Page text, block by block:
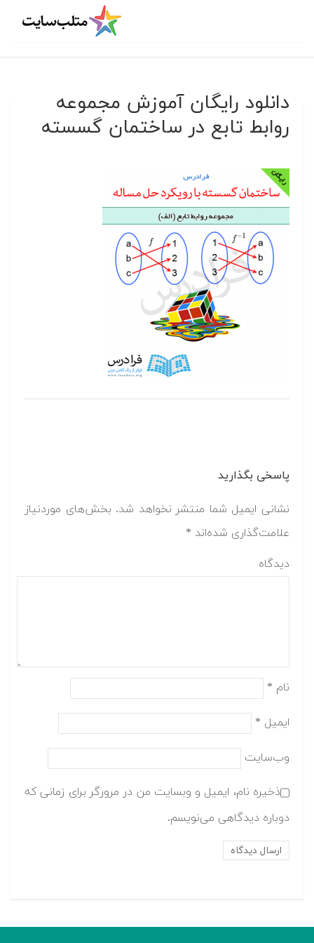
دانلود رایگان آموزش مجموعه
روابط تابع در ساختمان گسسته
پاسخی بگذارید
نشانی ایمیل شما منتشر نخواهد شد. بخش‌های موردنیاز
علامت‌گذاری شده‌اند *
دیدگاه
نام *
ایمیل *
وب‌سایت
ذخیره نام، ایمیل و وبسایت من در مرورگر برای زمانی که
دوباره دیدگاهی می‌نویسم.